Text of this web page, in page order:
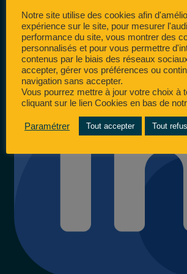
Notre site utilise des cookies afin
expérience sur le site, pour mesurer
performance du site, vous montrer des
personnalisés et pour vous permettre
contenus par le biais des réseaux
accepter, gérer vos préférences ou
navigation sans accepter.
Vous pourrez mettre à jour votre choix à
cliquant sur le lien Cookies en bas de
Paramétrer Tout accepter Tout